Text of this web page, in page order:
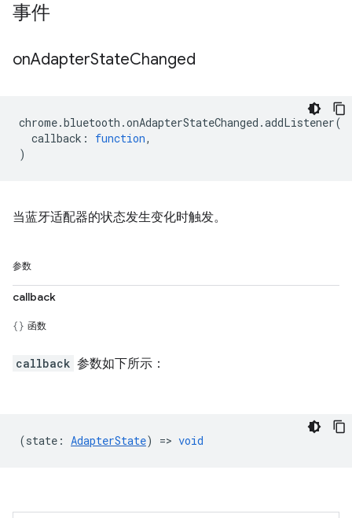
事件
onAdapterStateChanged
chrome.bluetooth .onAdapterStateChanged .addListener(
callback : function,
)
当蓝牙适配器的状态发生变化时触发。
参数
callback
函数
callback 参数如下所示：
(state : AdapterState) => void